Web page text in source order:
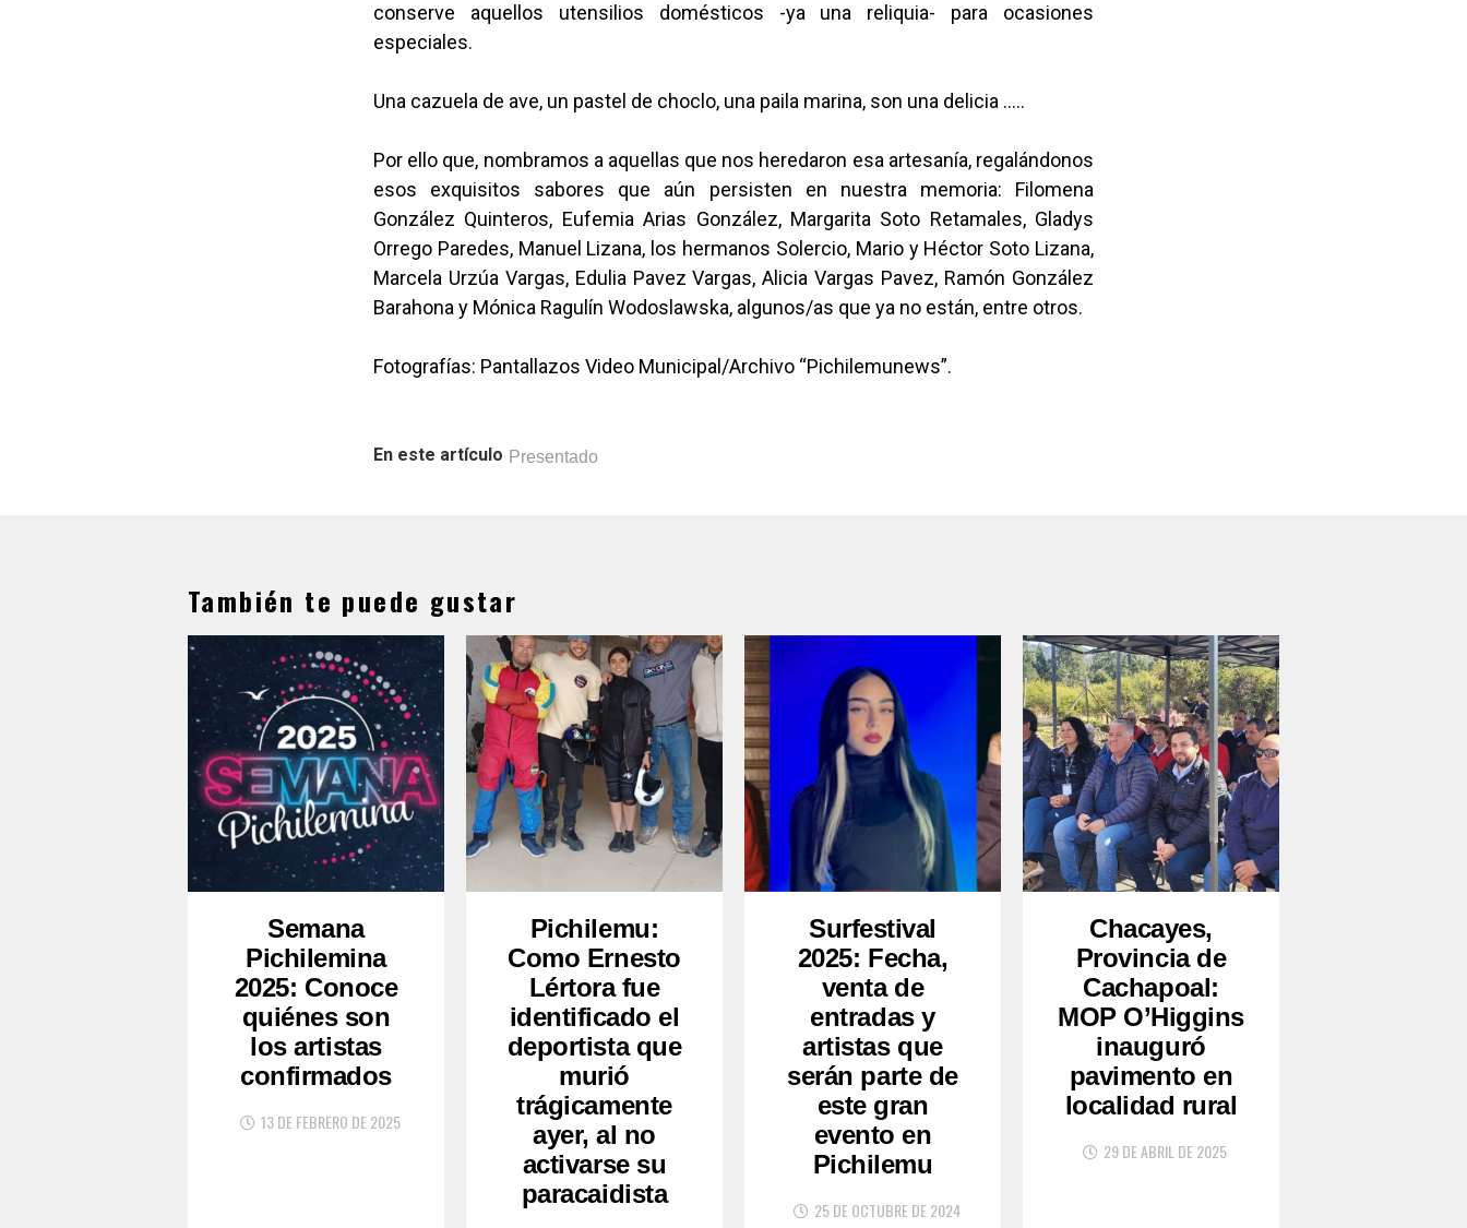
conserve aquellos utensilios domésticos -ya una reliquia- para ocasiones
especiales.
Una cazuela de ave, un pastel de choclo, una paila marina, son una delicia …..
Por ello que, nombramos a aquellas que nos heredaron esa artesanía, regalándonos
esos exquisitos sabores que aún persisten en nuestra memoria: Filomena
González Quinteros, Eufemia Arias González, Margarita Soto Retamales, Gladys
Orrego Paredes, Manuel Lizana, los hermanos Solercio, Mario y Héctor Soto Lizana,
Marcela Urzúa Vargas, Edulia Pavez Vargas, Alicia Vargas Pavez, Ramón González
Barahona y Mónica Ragulín Wodoslawska, algunos/as que ya no están, entre otros.
Fotografías: Pantallazos Video Municipal/Archivo “Pichilemunews”.
En este artículo Presentado
También te puede gustar
Semana
Pichilemina
2025: Conoce
quiénes son
los artistas
confirmados
13 DE FEBRERO DE 2025
Pichilemu:
Como Ernesto
Lértora fue
identificado el
deportista que
murió
trágicamente
ayer, al no
activarse su
paracaidista
Surfestival
2025: Fecha,
venta de
entradas y
artistas que
serán parte de
este gran
evento en
Pichilemu
25 DE OCTUBRE DE 2024
Chacayes,
Provincia de
Cachapoal:
MOP O’Higgins
inauguró
pavimento en
localidad rural
29 DE ABRIL DE 2025